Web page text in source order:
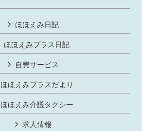
ほほえみ日記
ほほえみプラス日記
自費サービス
ほほえみプラスだより
ほほえみ介護タクシー
求人情報